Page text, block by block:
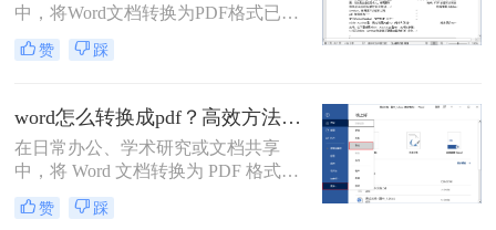
中，将Word文档转换为PDF格式已成
为一项不可或缺的技能。
PDF（Portable Document Format）以
全性高的特点，成为文件归档、传阅
和打印的首选格式。然而，许多用户
仅知其一，不知其二，往往在转换过
程中遇到格式错乱、体积过大或无法
编辑等问题。
赞 踩
word怎么转换成pdf？高效方法与专业建议！
在日常办公、学术研究或文档共享
中，将 Word 文档转换为 PDF 格式已
成为刚需。PDF 格式的跨平台一致
性、防篡改特性和专业外观使其成为
赞 踩